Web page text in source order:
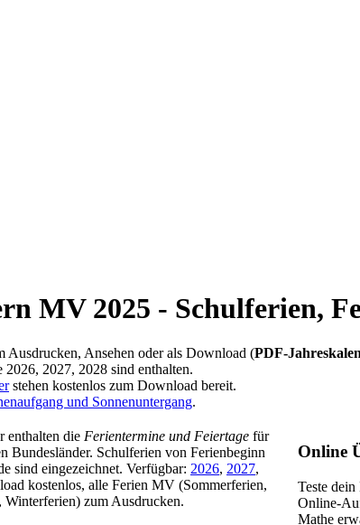
MV 2025 - Schulferien,
Ausdrucken, Ansehen oder als Download (PDF-
2027, 2028 sind enthalten.
stehen kostenlos zum Download bereit.
und Sonnenuntergang.
enthalten die Ferientermine und Feiertage für
Bundesländer. Schulferien von Ferienbeginn
sind eingezeichnet. Verfügbar: 2026, 2027,
kostenlos, alle Ferien MV (Sommerferien,
Winterferien) zum Ausdrucken.
Online
Teste
Online-
Mathe